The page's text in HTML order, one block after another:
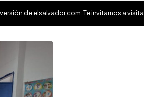
deelsalvador.com . Te invitamos a